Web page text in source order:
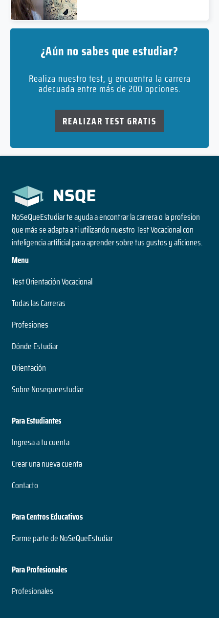
¿Aún no sabes que estudiar?
Realiza nuestro test, y encuentra la carrera
adecuada entre más de 200 opciones.
REALIZAR TEST GRATIS
NoSeQueEstudiar te ayuda a encontrar la carrera o la profesion
que más se adapta a ti utilizando nuestro Test Vocacional con
inteligencia artificial para aprender sobre tus gustos y aficiones.
Menu
Test Orientación Vocacional
Todas las Carreras
Profesiones
Dónde Estudiar
Orientación
Sobre Nosequeestudiar
Para Estudiantes
Ingresa a tu cuenta
Crear una nueva cuenta
Contacto
Para Centros Educativos
Forme parte de NoSeQueEstudiar
Para Profesionales
Profesionales